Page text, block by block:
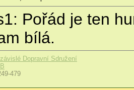
Pořád je ten
bílá.
Dopravní Sdružení
479